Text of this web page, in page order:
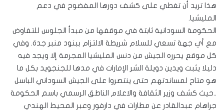
هذا تريد أن تغطي على كشف دورها المفضوح في دعم
المليشيا.
الحكومة السودانية ثابتة في موقفها من مبدأ الجلوس للتفاوض
مع أي جهة تسعي للسلام شريطة الالتزام ببنود منبر جدة. وفي
كل موقع يحرره الجيش من دنس المليشيا المجرمة إلا ويجد فيه
دليلا يثبت ويدين دويلة الشر الإمارات في مدها للجنجويد بكل ما
هو متاح لمساندتهم حتى ينتصروا على الجيش السوداني الباسل
..حيث كشف وزير الثقافة والاعلام الناطق الرسمي باسم الحكومة
جراهام عبدالقادر عن مطارات في دارفور وعبر المحيط الهندي